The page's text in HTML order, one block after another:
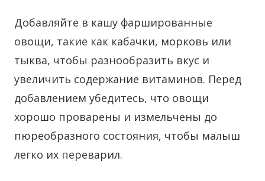
Добавляйте в кашу фаршированные
овощи, такие как кабачки, морковь или
тыква, чтобы разнообразить вкус и
увеличить содержание витаминов. Перед
добавлением убедитесь, что овощи
хорошо проварены и измельчены до
пюреобразного состояния, чтобы малыш
легко их переварил.